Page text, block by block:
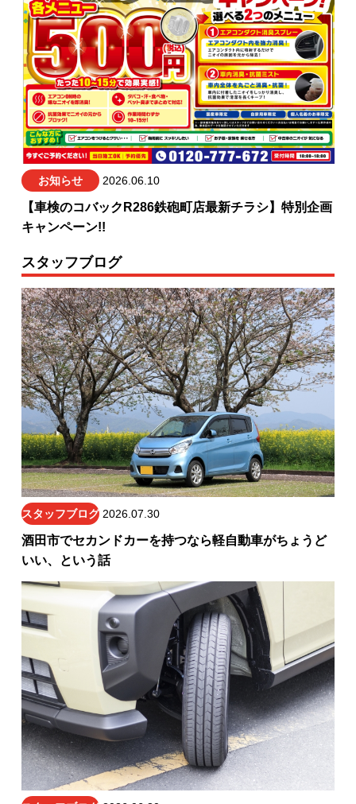
お知らせ 2026.06.10
【車検のコバックR286鉄砲町店最新チラシ】特別企画
キャンペーン!!
スタッフブログ
スタッフブログ 2026.07.30
酒田市でセカンドカーを持つなら軽自動車がちょうど
いい、という話